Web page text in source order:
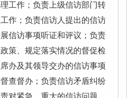
作；负责上级信访部门转
作；负责信访人提出的信访
信访事项听证和评议；负责
策、规定落实情况的督促检
办及其领导交办的信访事项
查督办；负责信访矛盾纠纷
对紧急、重大的信访问题